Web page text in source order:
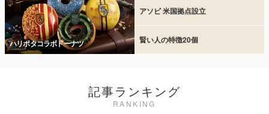
ハリポタコラボドーナツ
アソビ 米国拠点設立
賢い人の特徴20個
記事ランキング
RANKING